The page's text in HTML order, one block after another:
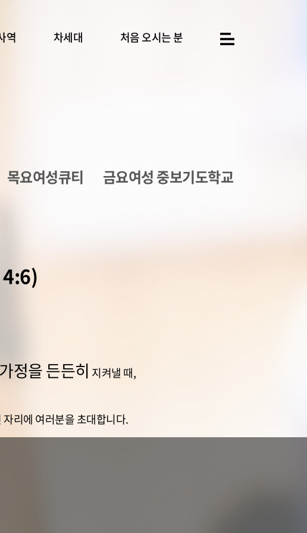
역 차세대 처음 오시는 분
목요여성큐티 금요여성 중보기도학교
4:6)
가정을 든든히 지켜낼 때,
자리에 여러분을 초대합니다.